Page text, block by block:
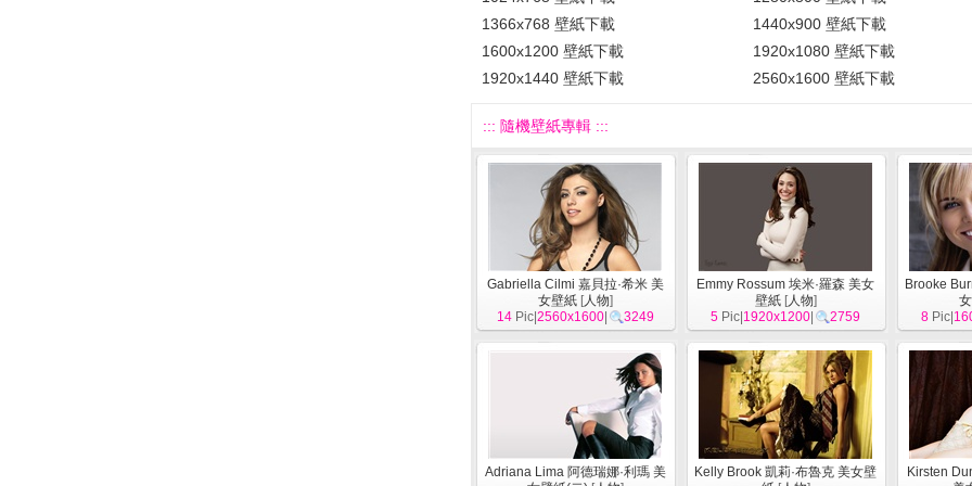
1366x768 壁紙下載
1440x900 壁紙下載
1600x1200 壁紙下載
1920x1080 壁紙下載
1920x1440 壁紙下載
2560x1600 壁紙下載
::: 隨機壁紙專輯 :::
Gabriella Cilmi 嘉貝拉·希米 美
女壁紙[人物]
14Pic| 2560x1600| 3249
Emmy Rossum 埃米·羅森 美女
壁紙[人物]
5 Pic| 1920x1200 2759
Brooke
8 Pic|
Adriana Lima 阿德瑞娜·利瑪 美
Kelly Brook 凱莉·布魯克 美女壁
Kirsten